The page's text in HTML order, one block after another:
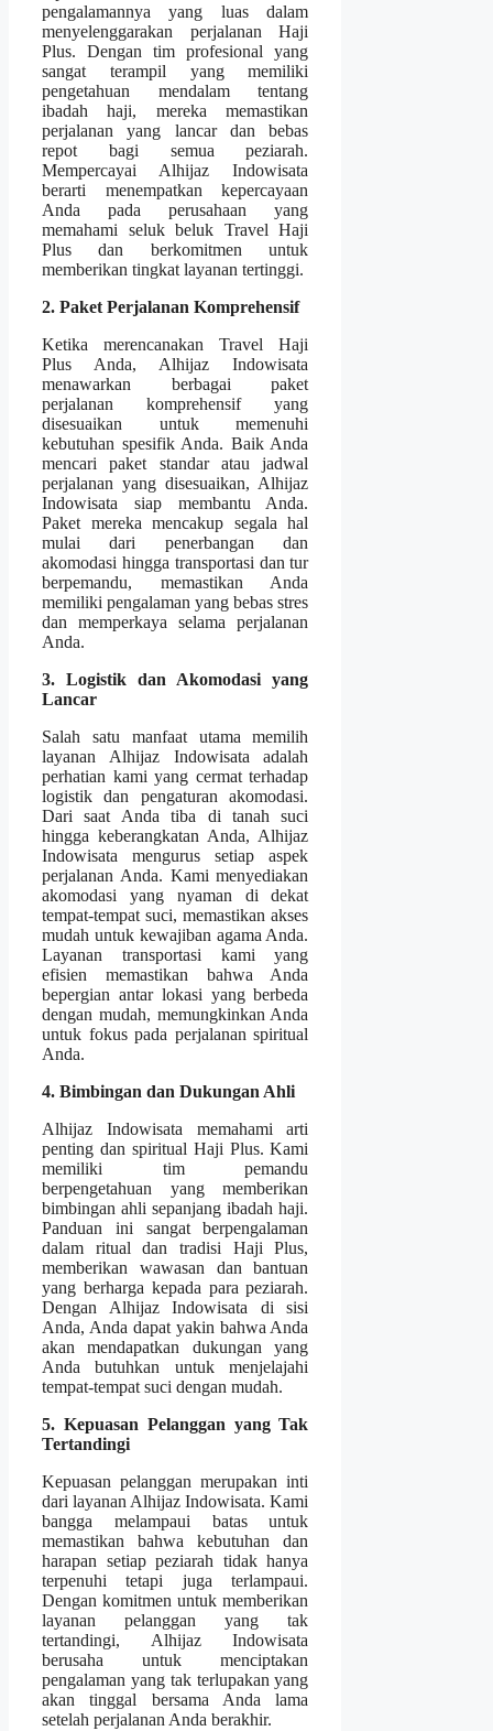
pengalamannya yang luas dalam
menyelenggarakan perjalanan Haji
Plus. Dengan tim profesional yang
sangat terampil yang memiliki
pengetahuan mendalam tentang
ibadah haji, mereka memastikan
perjalanan yang lancar dan bebas
repot bagi semua peziarah.
Mempercayai Alhijaz Indowisata
berarti menempatkan kepercayaan
Anda pada perusahaan yang
memahami seluk beluk Travel Haji
Plus dan berkomitmen untuk
memberikan tingkat layanan tertinggi.
2. Paket Perjalanan Komprehensif
Ketika merencanakan Travel Haji
Plus Anda, Alhijaz Indowisata
menawarkan berbagai paket
perjalanan komprehensif yang
disesuaikan untuk memenuhi
kebutuhan spesifik Anda. Baik Anda
mencari paket standar atau jadwal
perjalanan yang disesuaikan, Alhijaz
Indowisata siap membantu Anda.
Paket mereka mencakup segala hal
mulai dari penerbangan dan
akomodasi hingga transportasi dan tur
berpemandu, memastikan Anda
memiliki pengalaman yang bebas stres
dan memperkaya selama perjalanan
Anda.
3. Logistik dan Akomodasi yang
Lancar
Salah satu manfaat utama memilih
layanan Alhijaz Indowisata adalah
perhatian kami yang cermat terhadap
logistik dan pengaturan akomodasi.
Dari saat Anda tiba di tanah suci
hingga keberangkatan Anda, Alhijaz
Indowisata mengurus setiap aspek
perjalanan Anda. Kami menyediakan
akomodasi yang nyaman di dekat
tempat-tempat suci, memastikan akses
mudah untuk kewajiban agama Anda.
Layanan transportasi kami yang
efisien memastikan bahwa Anda
bepergian antar lokasi yang berbeda
dengan mudah, memungkinkan Anda
untuk fokus pada perjalanan spiritual
Anda.
4. Bimbingan dan Dukungan Ahli
Alhijaz Indowisata memahami arti
penting dan spiritual Haji Plus. Kami
memiliki tim pemandu
berpengetahuan yang memberikan
bimbingan ahli sepanjang ibadah haji.
Panduan ini sangat berpengalaman
dalam ritual dan tradisi Haji Plus,
memberikan wawasan dan bantuan
yang berharga kepada para peziarah.
Dengan Alhijaz Indowisata di sisi
Anda, Anda dapat yakin bahwa Anda
akan mendapatkan dukungan yang
Anda butuhkan untuk menjelajahi
tempat-tempat suci dengan mudah.
5. Kepuasan Pelanggan yang Tak
Tertandingi
Kepuasan pelanggan merupakan inti
dari layanan Alhijaz Indowisata. Kami
bangga melampaui batas untuk
memastikan bahwa kebutuhan dan
harapan setiap peziarah tidak hanya
terpenuhi tetapi juga terlampaui.
Dengan komitmen untuk memberikan
layanan pelanggan yang tak
tertandingi, Alhijaz Indowisata
berusaha untuk menciptakan
pengalaman yang tak terlupakan yang
akan tinggal bersama Anda lama
setelah perjalanan Anda berakhir.